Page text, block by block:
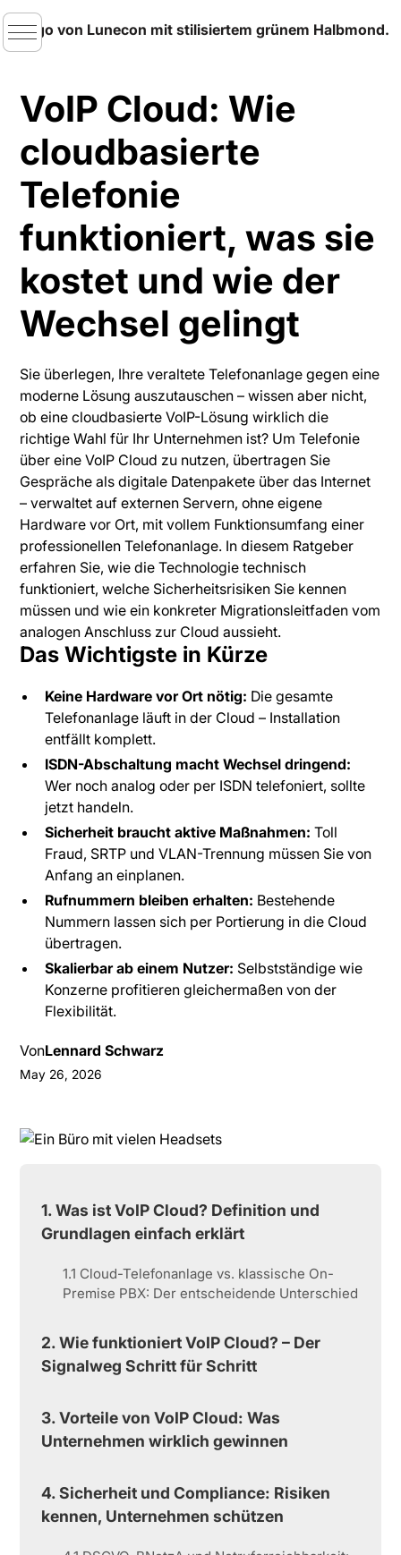
VoIP Cloud: Wie
cloudbasierte
Telefonie
funktioniert, was sie
kostet und wie der
Wechsel gelingt
Sie überlegen, Ihre veraltete Telefonanlage gegen eine
moderne Lösung auszutauschen – wissen aber nicht,
ob eine cloudbasierte VoIP-Lösung wirklich die
richtige Wahl für Ihr Unternehmen ist? Um Telefonie
über eine VoIP Cloud zu nutzen, übertragen Sie
Gespräche als digitale Datenpakete über das Internet
– verwaltet auf externen Servern, ohne eigene
Hardware vor Ort, mit vollem Funktionsumfang einer
professionellen Telefonanlage. In diesem Ratgeber
erfahren Sie, wie die Technologie technisch
funktioniert, welche Sicherheitsrisiken Sie kennen
müssen und wie ein konkreter Migrationsleitfaden vom
analogen Anschluss zur Cloud aussieht.
Das Wichtigste in Kürze
Keine Hardware vor Ort nötig: Die gesamte
Telefonanlage läuft in der Cloud – Installation
entfällt komplett.
ISDN-Abschaltung macht Wechsel dringend:
Wer noch analog oder per ISDN telefoniert, sollte
jetzt handeln.
Sicherheit braucht aktive Maßnahmen: Toll
Fraud, SRTP und VLAN-Trennung müssen Sie von
Anfang an einplanen.
Rufnummern bleiben erhalten: Bestehende
Nummern lassen sich per Portierung in die Cloud
übertragen.
Skalierbar ab einem Nutzer: Selbstständige wie
Konzerne profitieren gleichermaßen von der
Flexibilität.
VonLennard Schwarz
May 26, 2026
1. Was ist VoIP Cloud? Definition und
Grundlagen einfach erklärt
1.1 Cloud-Telefonanlage vs. klassische On-
Premise PBX: Der entscheidende Unterschied
2. Wie funktioniert VoIP Cloud? – Der
Signalweg Schritt für Schritt
3. Vorteile von VoIP Cloud: Was
Unternehmen wirklich gewinnen
4. Sicherheit und Compliance: Risiken
kennen, Unternehmen schützen